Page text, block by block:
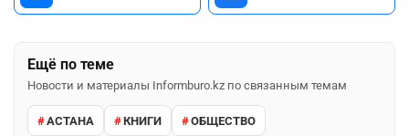
Ещё по теме
Новости и материалы Informburo.kz по связанным темам
АСТАНА КНИГИ ОБЩЕСТВО